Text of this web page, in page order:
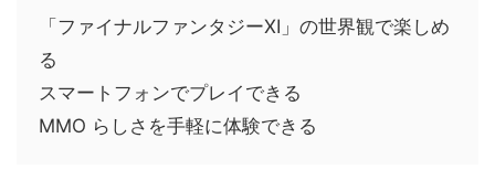
「ファイナルファンタジーXI」の世界観で楽しめ
る
スマートフォンでプレイできる
MMO らしさを手軽に体験できる